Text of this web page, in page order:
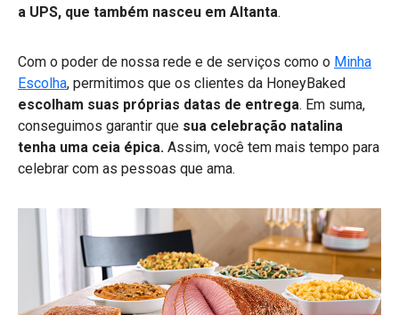
a UPS, que também nasceu em Altanta.
Com o poder de nossa rede e de serviços como o Minha
Escolha, permitimos que os clientes da HoneyBaked
escolham suas próprias datas de entrega. Em suma,
conseguimos garantir que sua celebração natalina
tenha uma ceia épica. Assim, você tem mais tempo para
celebrar com as pessoas que ama.